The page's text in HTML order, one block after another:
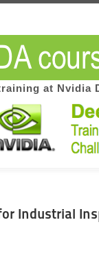
at Nvidia
Industrial